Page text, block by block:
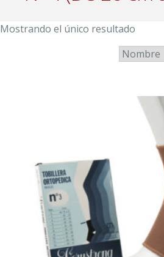
Mostrando el único resultado